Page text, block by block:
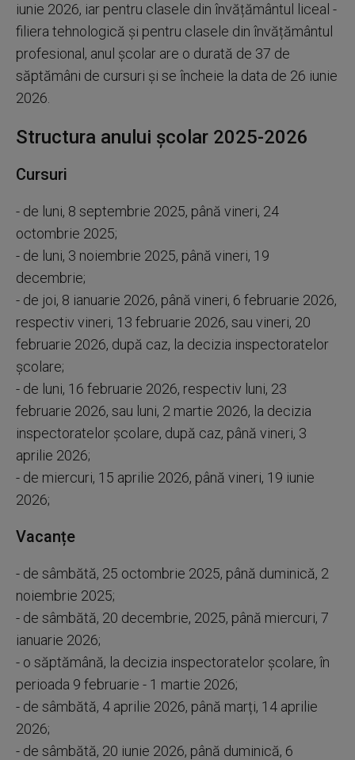
iunie 2026, iar pentru clasele din învățământul liceal -
filiera tehnologică și pentru clasele din învățământul
profesional, anul școlar are o durată de 37 de
săptămâni de cursuri și se încheie la data de 26 iunie
2026.
Structura anului școlar 2025-2026
Cursuri
- de luni, 8 septembrie 2025, până vineri, 24
octombrie 2025;
- de luni, 3 noiembrie 2025, până vineri, 19
decembrie;
- de joi, 8 ianuarie 2026, până vineri, 6 februarie 2026,
respectiv vineri, 13 februarie 2026, sau vineri, 20
februarie 2026, după caz, la decizia inspectoratelor
școlare;
- de luni, 16 februarie 2026, respectiv luni, 23
februarie 2026, sau luni, 2 martie 2026, la decizia
inspectoratelor școlare, după caz, până vineri, 3
aprilie 2026;
- de miercuri, 15 aprilie 2026, până vineri, 19 iunie
2026;
Vacanțe
- de sâmbătă, 25 octombrie 2025, până duminică, 2
noiembrie 2025;
- de sâmbătă, 20 decembrie, 2025, până miercuri, 7
ianuarie 2026;
- o săptămână, la decizia inspectoratelor școlare, în
perioada 9 februarie - 1 martie 2026;
- de sâmbătă, 4 aprilie 2026, până marți, 14 aprilie
2026;
- de sâmbătă, 20 iunie 2026, până duminică, 6